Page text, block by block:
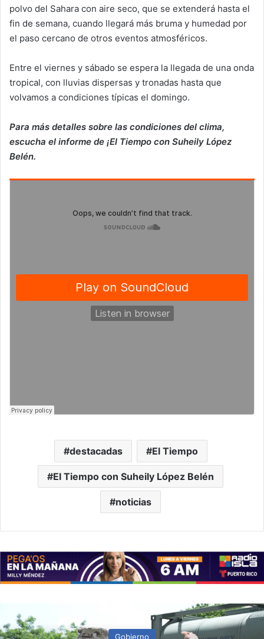
polvo del Sahara con aire seco, que se extenderá hasta el
fin de semana, cuando llegará más bruma y humedad por
el paso cercano de otros eventos atmosféricos.
Entre el viernes y sábado se espera la llegada de una onda
tropical, con lluvias dispersas y tronadas hasta que
volvamos a condiciones típicas el domingo.
Para más detalles sobre las condiciones del clima,
escucha el informe de ¡El Tiempo con Suheily López
Belén.
destacadas El Tiempo
El Tiempo con Suheily López Belén
noticias
Gobierno